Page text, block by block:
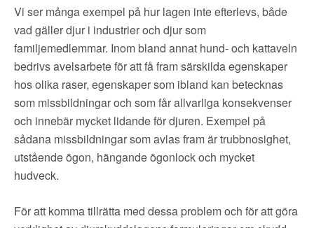
Vi ser många exempel på hur lagen inte efterlevs, både
vad gäller djur i industrier och djur som
familjemedlemmar. Inom bland annat hund- och kattaveln
bedrivs avelsarbete för att få fram särskilda egenskaper
hos olika raser, egenskaper som ibland kan betecknas
som missbildningar och som får allvarliga konsekvenser
och innebär mycket lidande för djuren. Exempel på
sådana missbildningar som avlas fram är trubbnosighet,
utstående ögon, hängande ögonlock och mycket
hudveck.
För att komma tillrätta med dessa problem och för att göra